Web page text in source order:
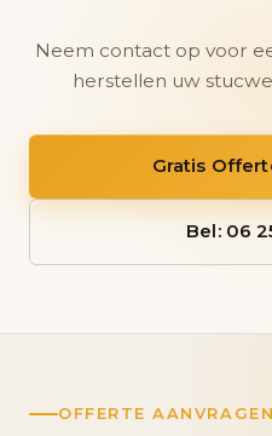
Neem contact op voor
herstellen uw
Gratis
Bel: 06
OFFERTE AANVRAGEN